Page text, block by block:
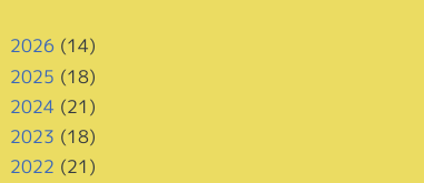
2026 (14)
2025 (18)
2024 (21)
2023 (18)
2022 (21)